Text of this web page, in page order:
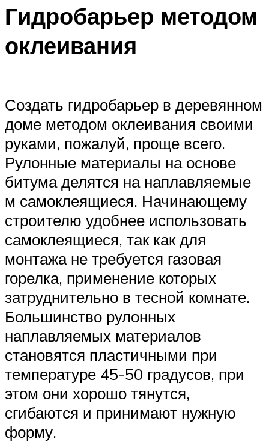
Гидробарьер методом
оклеивания
Создать гидробарьер в деревянном
доме методом оклеивания своими
руками, пожалуй, проще всего.
Рулонные материалы на основе
битума делятся на наплавляемые
м самоклеящиеся. Начинающему
строителю удобнее использовать
самоклеящиеся, так как для
монтажа не требуется газовая
горелка, применение которых
затруднительно в тесной комнате.
Большинство рулонных
наплавляемых материалов
становятся пластичными при
температуре 45-50 градусов, при
этом они хорошо тянутся,
сгибаются и принимают нужную
форму.